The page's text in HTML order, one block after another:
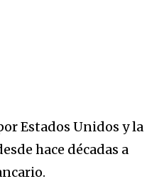
Estados Unidos y la
hace décadas a